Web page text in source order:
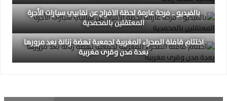
بالفيديو .. فرحة عارمة لحظة الافراج عن نقابيي سيارات الأجرة
المعتقلين بالمحمدية
اختتام قافلة الصحراء المغربية لجمعية نهضة زناتة بعد مرورها
بعدة مدن وقرى مغربية